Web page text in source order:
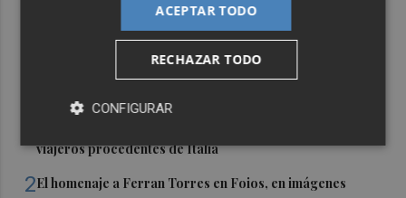
viajeros procedentes de Italia
2El homenaje a Ferran Torres en Foios, en imágenes
ACEPTAR TODO
RECHAZAR TODO
CONFIGURAR